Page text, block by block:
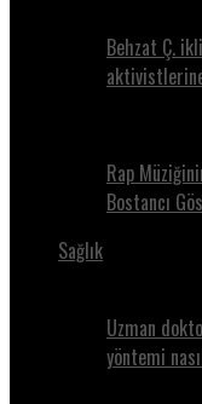
Behzat Ç.
Rap
Bostancı
Sağlık
Uzman
yöntemi